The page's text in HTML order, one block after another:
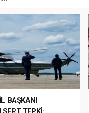
BAŞKANI
TEPKİ: